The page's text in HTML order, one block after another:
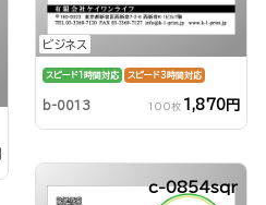
ビジネス
スピード1時間対応 スピード3時間対応
b-0013 100枚 1,870円
c-0854sqr